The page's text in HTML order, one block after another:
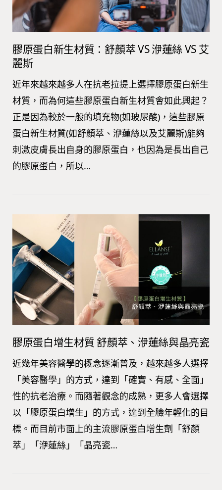
膠原蛋白新生材質：舒顏萃 VS 洢蓮絲 VS 艾
麗斯
近年來越來越多人在抗老拉提上選擇膠原蛋白新生
材質，而為何這些膠原蛋白新生材質會如此興起？
正是因為較於一般的填充物(如玻尿酸)，這些膠原
蛋白新生材質(如舒顏萃、洢蓮絲以及艾麗斯)能夠
刺激皮膚長出自身的膠原蛋白，也因為是長出自己
的膠原蛋白，所以…
膠原蛋白增生材質 舒顏萃、洢蓮絲與晶亮瓷
近幾年美容醫學的概念逐漸普及，越來越多人選擇
「美容醫學」的方式，達到「確實、有感、全面」
性的抗老治療。而隨著觀念的成熟，更多人會選擇
以「膠原蛋白增生」的方式，達到全臉年輕化的目
標。而目前市面上的主流膠原蛋白增生劑「舒顏
萃」「洢蓮絲」「晶亮瓷…